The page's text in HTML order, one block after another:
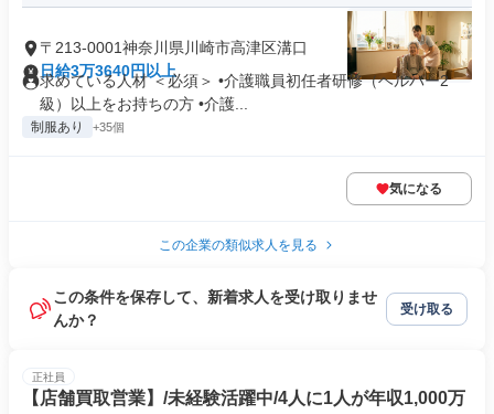
〒213-0001神奈川県川崎市高津区溝口
日給3万3640円以上
求めている人材 ＜必須＞ •介護職員初任者研修（ヘルパー2
級）以上をお持ちの方 •介護...
制服あり +35個
気になる
この企業の類似求人を見る
この条件を保存して、新着求人を受け取りませ
んか？
受け取る
正社員
【店舗買取営業】/未経験活躍中/4人に1人が年収1,000万